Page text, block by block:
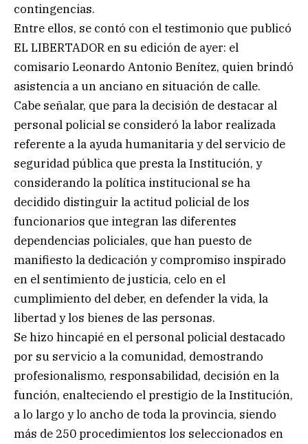
contingencias.
Entre ellos, se contó con el testimonio que publicó
EL LIBERTADOR en su edición de ayer: el
comisario Leonardo Antonio Benítez, quien brindó
asistencia a un anciano en situación de calle.
Cabe señalar, que para la decisión de destacar al
personal policial se consideró la labor realizada
referente a la ayuda humanitaria y del servicio de
seguridad pública que presta la Institución, y
considerando la política institucional se ha
decidido distinguir la actitud policial de los
funcionarios que integran las diferentes
dependencias policiales, que han puesto de
manifiesto la dedicación y compromiso inspirado
en el sentimiento de justicia, celo en el
cumplimiento del deber, en defender la vida, la
libertad y los bienes de las personas.
Se hizo hincapié en el personal policial destacado
por su servicio a la comunidad, demostrando
profesionalismo, responsabilidad, decisión en la
función, enalteciendo el prestigio de la Institución,
a lo largo y lo ancho de toda la provincia, siendo
más de 250 procedimientos los seleccionados en